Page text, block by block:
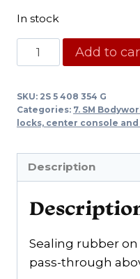
In stock
Afdichtrubber
op
doorvoer
stuurhuis
chassisbalk
links
Add to
SKU: 2S 5 408 354 G
Categories: 7. SM
locks, center console
Description
Sealing rubber
pass-through